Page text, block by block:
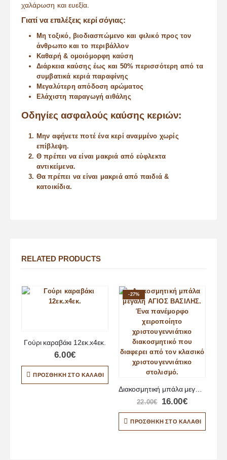
χαλάρωση και ευεξία.
Γιατί να επιλέξεις κερί σόγιας:
Μη τοξικό, βιοδιασπώμενο και φιλικό προς τον
άνθρωπο και το περιβάλλον
Καθαρή & ομοιόμορφη καύση
Διάρκεια καύσης έως και 50% περισσότερη από τα
συμβατικά κεριά παραφίνης
Μεγαλύτερη απόδοση αρώματος
Ελάχιστη παραγωγή αιθάλης
Οδηγίες ασφαλούς καύσης κεριών:
Μην αφήνετε ποτέ ένα κερί αναμμένο χωρίς
επίβλεψη.
Θ πρέπει να είναι μακριά από εύφλεκτα
αντικείμενα.
Θα πρέπει να είναι μακριά από παιδιά &
κατοικίδια.
RELATED PRODUCTS
Γούρι καραβάκι 12εκ.x4εκ.
6.00€
ΠΡΟΣΘΉΚΗ ΣΤΟ ΚΑΛΆΘΙ
-27%
Διακοσμητική μπάλα μεγάλη με σχέδιο νάνο
22.00€ 16.00€
ΠΡΟΣΘΉΚΗ ΣΤΟ ΚΑΛΆΘΙ